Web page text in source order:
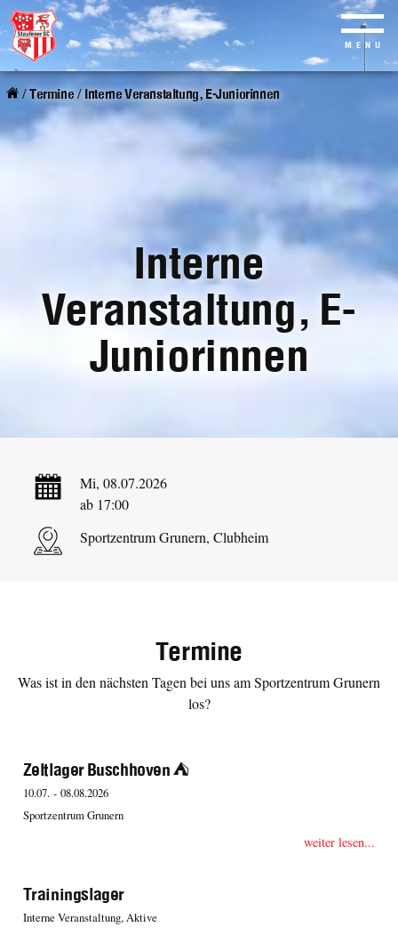
Skip
to
content
MENU
/Termine/Interne Veranstaltung, E-Juniorinnen
Interne
Veranstaltung, E-
Juniorinnen
Mi, 08.07.2026
ab 17:00
Sportzentrum Grunern, Clubheim
Termine
Was ist in den nächsten Tagen bei uns am Sportzentrum Grunern
los?
Zeltlager Buschhoven ⛺️
10.07. - 08.08.2026
Sportzentrum Grunern
weiter lesen...
Trainingslager
Interne Veranstaltung, Aktive